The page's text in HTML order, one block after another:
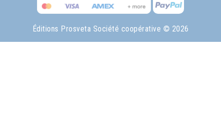
Éditions Prosveta Société coopérative © 2026